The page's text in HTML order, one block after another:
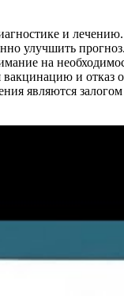
и
улучшить
на
и отказ
являются